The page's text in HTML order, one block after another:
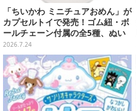
「ちいかわ ミニチュアおめん」が
カプセルトイで発売！ゴム紐・ボ
ールチェーン付属の全5種、ぬい
ぐるみに着けて遊べる
2026.7.24